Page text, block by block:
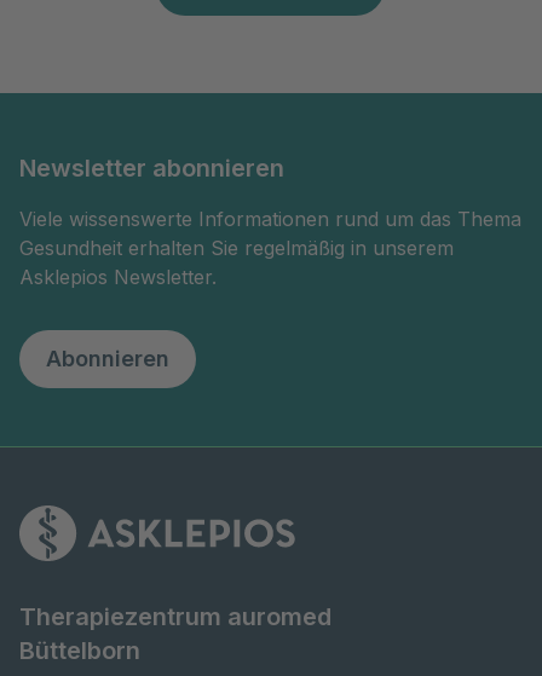
Newsletter abonnieren
Viele wissenswerte Informationen rund um das Thema
Gesundheit erhalten Sie regelmäßig in unserem
Asklepios Newsletter.
Abonnieren
Therapiezentrum auromed
Büttelborn